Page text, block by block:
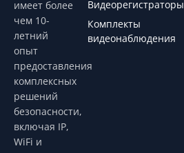
имеет более
чем 10-
летний
опыт
предоставления
комплексных
решений
безопасности,
включая IP,
WiFi и
Видеорегистраторы
Комплекты
видеонаблюдения